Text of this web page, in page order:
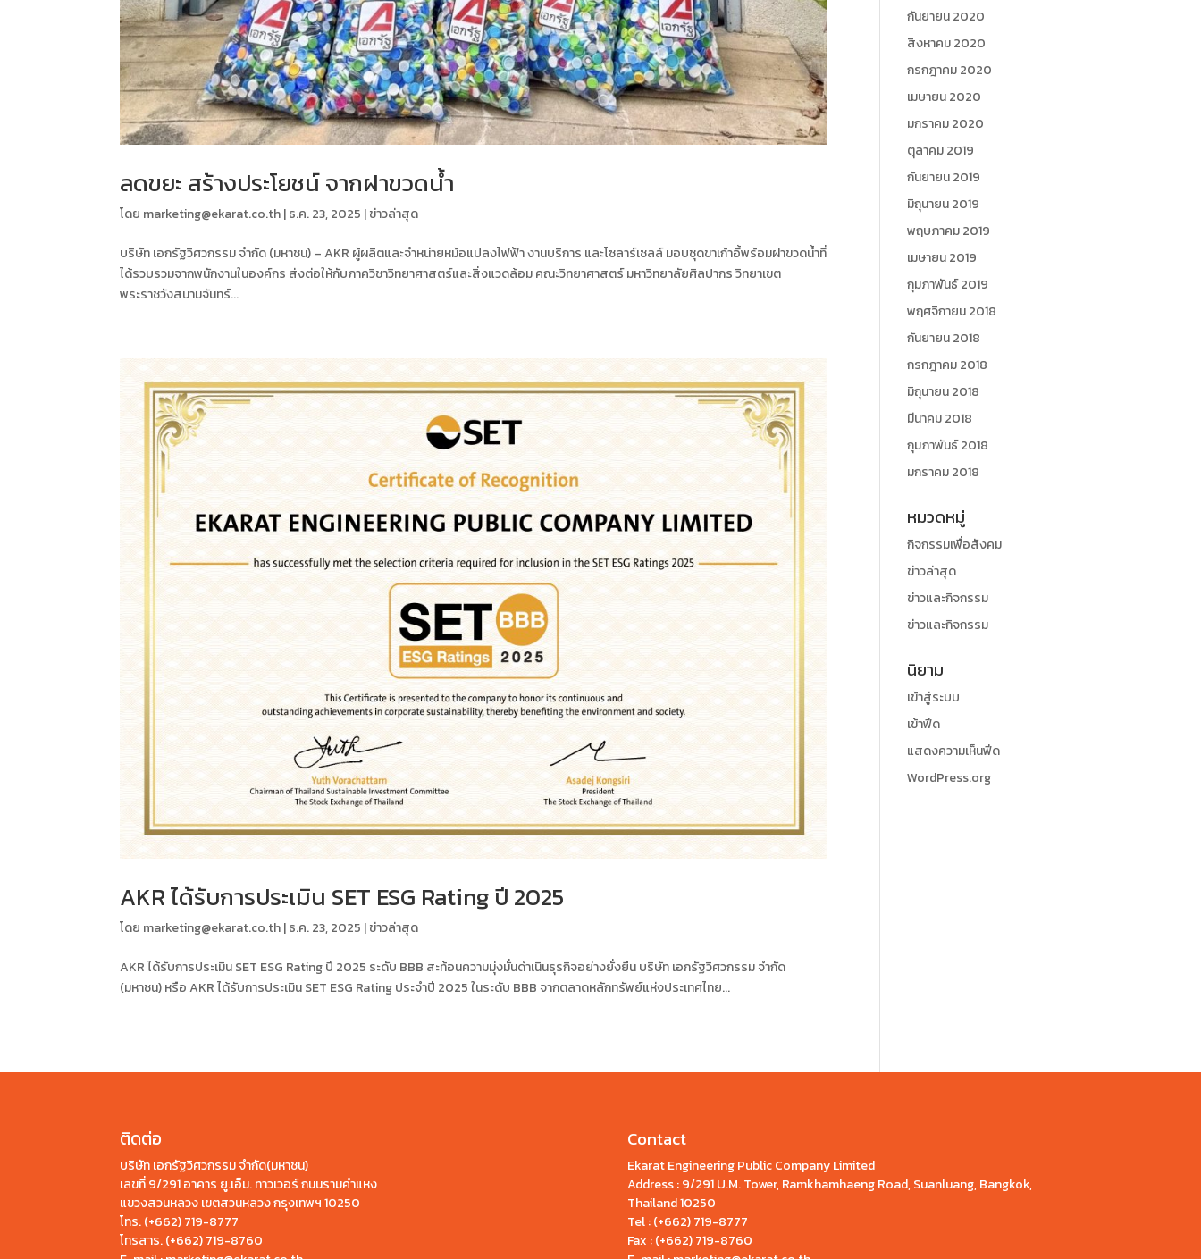
ลดขยะ สร้างประโยชน์ จากฝาขวดน้ำ
โดย marketing@ekarat.co.th|ธ.ค. 23, 2025 |ข่าวล่าสุด
บริษัท เอกรัฐวิศวกรรม จำกัด (มหาชน) – AKR ผู้ผลิตและจำหน่ายหม้อแปลงไฟฟ้า งานบริการ และโซลาร์เซลล์ มอบชุดขาเก้าอี้พร้อมฝาขวดน้ำที่
ได้รวบรวมจากพนักงานในองค์กร ส่งต่อให้กับภาควิชาวิทยาศาสตร์และสิ่งแวดล้อม คณะวิทยาศาสตร์ มหาวิทยาลัยศิลปากร วิทยาเขต
พระราชวังสนามจันทร์...
AKR ได้รับการประเมิน SET ESG Rating ปี 2025
โดย marketing@ekarat.co.th|ธ.ค. 23, 2025 |ข่าวล่าสุด
AKR ได้รับการประเมิน SET ESG Rating ปี 2025 ระดับ BBB สะท้อนความมุ่งมั่นดำเนินธุรกิจอย่างยั่งยืน บริษัท เอกรัฐวิศวกรรม จำกัด
(มหาชน) หรือ AKR ได้รับการประเมิน SET ESG Rating ประจำปี 2025 ในระดับ BBB จากตลาดหลักทรัพย์แห่งประเทศไทย...
กันยายน 2020
สิงหาคม 2020
กรกฎาคม 2020
เมษายน 2020
มกราคม 2020
ตุลาคม 2019
กันยายน 2019
มิถุนายน 2019
พฤษภาคม 2019
เมษายน 2019
กุมภาพันธ์ 2019
พฤศจิกายน 2018
กันยายน 2018
กรกฎาคม 2018
มิถุนายน 2018
มีนาคม 2018
กุมภาพันธ์ 2018
มกราคม 2018
หมวดหมู่
กิจกรรมเพื่อสังคม
ข่าวล่าสุด
ข่าวและกิจกรรม
ข่าวและกิจกรรม
นิยาม
เข้าสู่ระบบ
เข้าฟีด
แสดงความเห็นฟีด
WordPress.org
ติดต่อ
บริษัท เอกรัฐวิศวกรรม จำกัด(มหาชน)
เลขที่ 9/291 อาคาร ยู.เอ็ม. ทาวเวอร์ ถนนรามคำแหง
แขวงสวนหลวง เขตสวนหลวง กรุงเทพฯ 10250
โทร.(+662) 719-8777
โทรสาร. (+662) 719-8760
Contact
Ekarat Engineering Public Company Limited
Address : 9/291 U.M. Tower, Ramkhamhaeng Road, Suanluang, Bangkok,
Thailand 10250
Tel : (+662) 719-8777
Fax : (+662) 719-8760